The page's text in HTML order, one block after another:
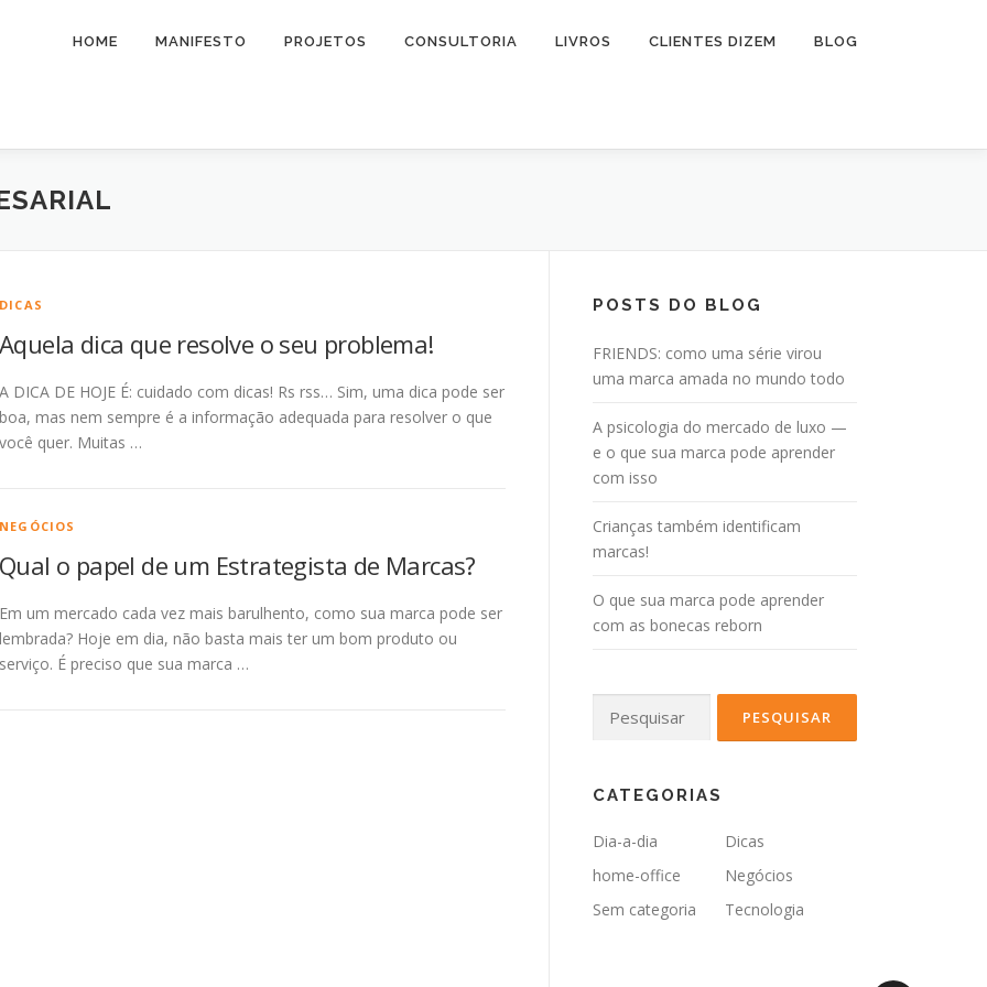
HOME MANIFESTO PROJETOS CONSULTORIA LIVROS CLIENTES DIZEM BLOG
DICAS
Aquela dica que resolve o seu problema!
A DICA DE HOJE É: cuidado com dicas! Rs rss… Sim, uma dica pode ser
boa, mas nem sempre é a informação adequada para resolver o que
você quer. Muitas …
NEGÓCIOS
Qual o papel de um Estrategista de Marcas?
Em um mercado cada vez mais barulhento, como sua marca pode ser
lembrada? Hoje em dia, não basta mais ter um bom produto ou
serviço. É preciso que sua marca …
POSTS DO BLOG
FRIENDS: como uma série virou
uma marca amada no mundo todo
A psicologia do mercado de luxo —
e o que sua marca pode aprender
com isso
Crianças também identificam
marcas!
O que sua marca pode aprender
com as bonecas reborn
por:
CATEGORIAS
Dia-a-dia
Dicas
home-office
Negócios
Sem categoria
Tecnologia